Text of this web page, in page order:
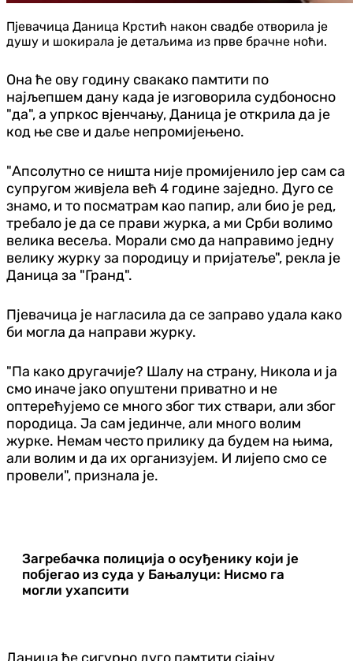
Пјевачица Даница Крстић након свадбе отворила је
душу и шокирала је детаљима из прве брачне ноћи.
Она ће ову годину свакако памтити по
најљепшем дану када је изговорила судбоносно
"да", а упркос вјенчању, Даница је открила да је
код ње све и даље непромијењено.
"Апсолутно се ништа није промијенило јер сам са
супругом живјела већ 4 године заједно. Дуго се
знамо, и то посматрам као папир, али био је ред,
требало је да се прави журка, а ми Срби волимо
велика весеља. Морали смо да направимо једну
велику журку за породицу и пријатеље", рекла је
Даница за "Гранд".
Пјевачица је нагласила да се заправо удала како
би могла да направи журку.
"Па како другачије? Шалу на страну, Никола и ја
смо иначе јако опуштени приватно и не
оптерећујемо се много због тих ствари, али због
породица. Ја сам јединче, али много волим
журке. Немам често прилику да будем на њима,
али волим и да их организујем. И лијепо смо се
провели", признала је.
Загребачка полиција о осуђенику који је
побјегао из суда у Бањалуци: Нисмо га
могли ухапсити